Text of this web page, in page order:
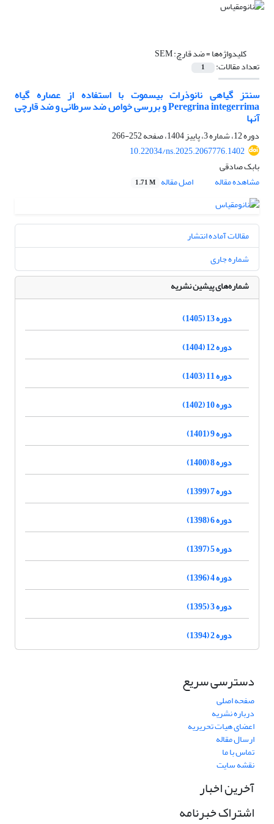
کلیدواژه‌ها =ضد قارچ: SEM
تعداد مقالات: 1
سنتز گیاهی نانوذرات بیسموت با استفاده از عصاره گیاه
Peregrina integerrima و بررسی خواص ضد سرطانی و ضد قارچی
آنها
دوره 12، شماره 3، پاییز 1404، صفحه
252-266
10.22034/ns.2025.2067776.1402
بابک صادقی
مشاهده مقاله
اصل مقاله 1.71 M
مقالات آماده انتشار
شماره جاری
شماره‌های پیشین نشریه
دوره 13 (1405)
دوره 12 (1404)
دوره 11 (1403)
دوره 10 (1402)
دوره 9 (1401)
دوره 8 (1400)
دوره 7 (1399)
دوره 6 (1398)
دوره 5 (1397)
دوره 4 (1396)
دوره 3 (1395)
دوره 2 (1394)
دسترسی سریع
صفحه اصلی
درباره نشریه
اعضای هیات تحریریه
ارسال مقاله
تماس با ما
نقشه سایت
آخرین اخبار
اشتراک خبرنامه